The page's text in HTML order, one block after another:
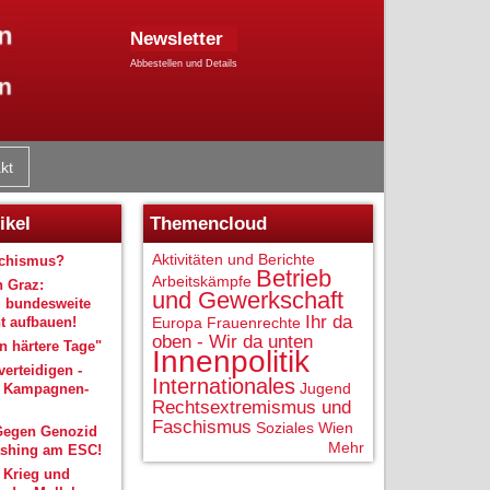
Newsletter
Abbestellen und Details
Graz:
bundesweite
aufbauen!
härtere Tage"
-
Genozid
am ESC!
Krieg und
Themencloud
Aktivitäten und Berichte
Arbeitskämpfe Betrieb
und Gewerkschaft
Europa Frauenrechte Ihr da
oben - Wir da unten
Innenpolitik
Internationales Jugend
Rechtsextremismus und
Faschismus Soziales Wien
Mehr